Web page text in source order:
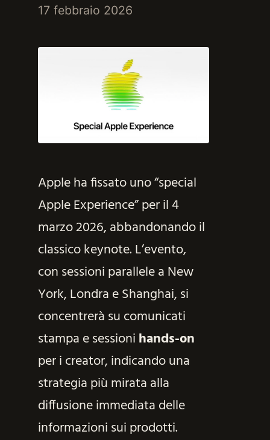
17 febbraio 2026
Apple ha fissato uno “special
Apple Experience” per il 4
marzo 2026, abbandonando il
classico keynote. L’evento,
con sessioni parallele a New
York, Londra e Shanghai, si
concentrerà su comunicati
stampa e sessioni hands-on
per i creator, indicando una
strategia più mirata alla
diffusione immediata delle
informazioni sui prodotti.